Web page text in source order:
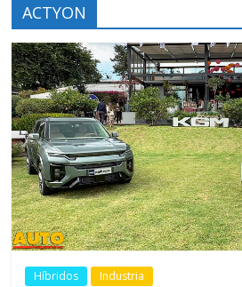
ACTYON
Híbridos Industria